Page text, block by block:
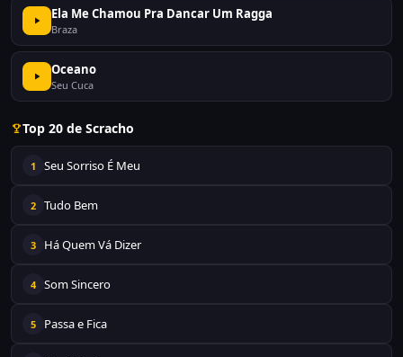
Ela Me Chamou Pra Dancar Um Ragga
Braza
Oceano
Seu Cuca
Top 20 de Scracho
1 Seu Sorriso É Meu
2 Tudo Bem
3 Há Quem Vá Dizer
4 Som Sincero
5 Passa e Fica